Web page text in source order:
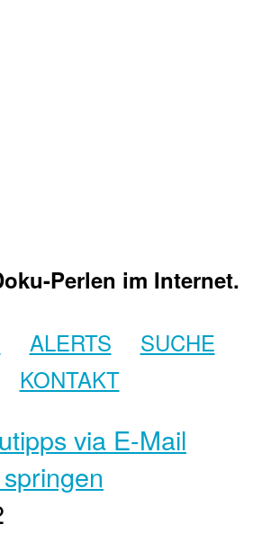
Perlen im Internet.
ALERTS
SUCHE
KONTAKT
via E-Mail